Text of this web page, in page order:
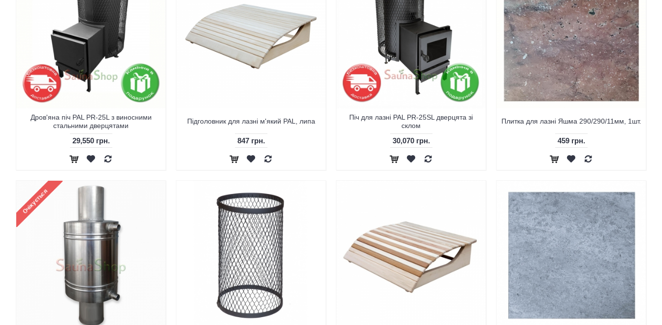
Дров'яна піч PAL PR-25L з виносними
стальними дверцятами
29,550 грн.
Підголовник для лазні м'який PAL, липа
847 грн.
Піч для лазні PAL PR-25SL дверцята зі
склом
30,070 грн.
Плитка для лазні Яшма 290/290/11мм, 1шт.
459 грн.